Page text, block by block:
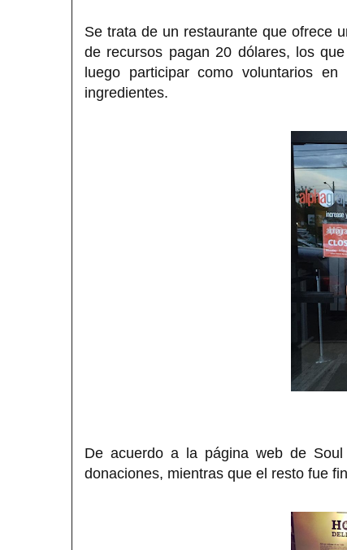
Se trata de un restaurante que ofrece
de recursos pagan 20 dólares, los
luego participar como voluntarios
ingredientes.
De acuerdo a la página web de
donaciones, mientras que el resto fue